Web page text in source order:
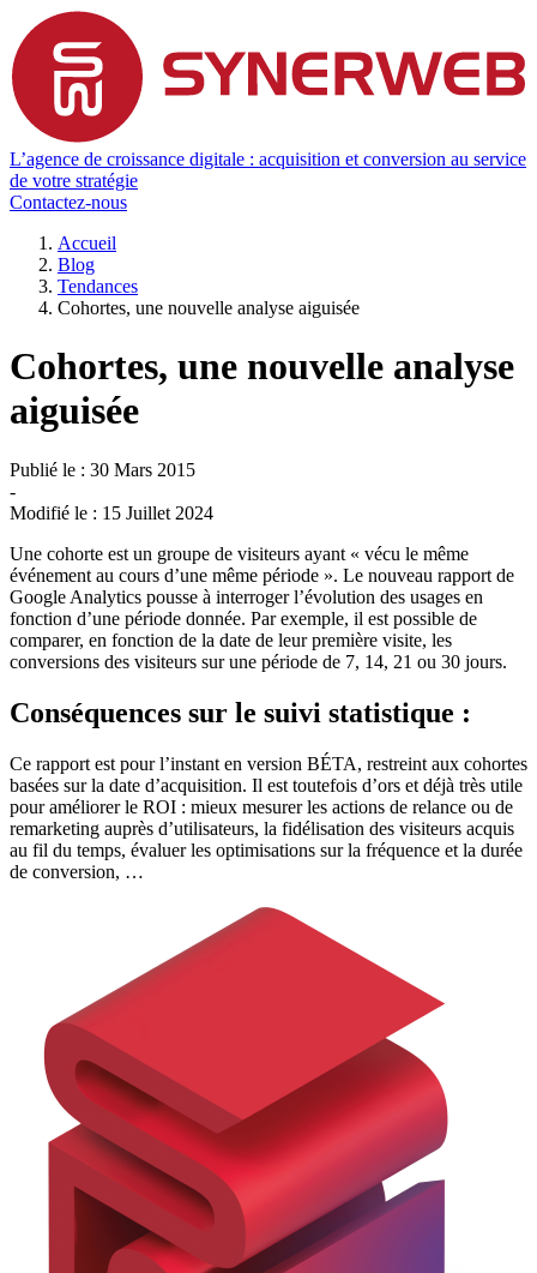
L’agence de croissance digitale : acquisition et conversion au service
de votre stratégie
Contactez-nous
Accueil
Blog
Tendances
Cohortes, une nouvelle analyse aiguisée
Cohortes, une nouvelle analyse
aiguisée
Publié le : 30 Mars 2015
-
Modifié le : 15 Juillet 2024
Une cohorte est un groupe de visiteurs ayant « vécu le même
événement au cours d’une même période ». Le nouveau rapport de
Google Analytics pousse à interroger l’évolution des usages en
fonction d’une période donnée. Par exemple, il est possible de
comparer, en fonction de la date de leur première visite, les
conversions des visiteurs sur une période de 7, 14, 21 ou 30 jours.
Conséquences sur le suivi statistique :
Ce rapport est pour l’instant en version BÉTA, restreint aux cohortes
basées sur la date d’acquisition. Il est toutefois d’ors et déjà très utile
pour améliorer le ROI : mieux mesurer les actions de relance ou de
remarketing auprès d’utilisateurs, la fidélisation des visiteurs acquis
au fil du temps, évaluer les optimisations sur la fréquence et la durée
de conversion, …